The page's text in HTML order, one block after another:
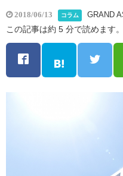
2018/06/13 コラム GRAND
この記事は約 5 分で読めます。